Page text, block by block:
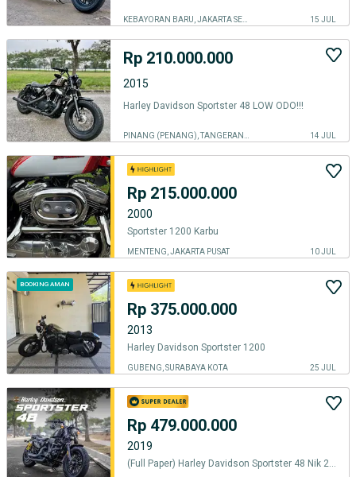
15 JUL
Rp 210.000.000
2015
Harley Davidson Sportster 48 LOW ODO!!!
14 JUL
Rp 215.000.000
2000
Sportster 1200 Karbu
MENTENG, JAKARTA PUSAT 10 JUL
BOOKING AMAN
Rp 375.000.000
2013
Harley Davidson Sportster 1200
GUBENG, SURABAYA KOTA 25 JUL
Rp 479.000.000
2019
(Full Paper) Harley Davidson Sportster 48 Nik 2019 Good Condition